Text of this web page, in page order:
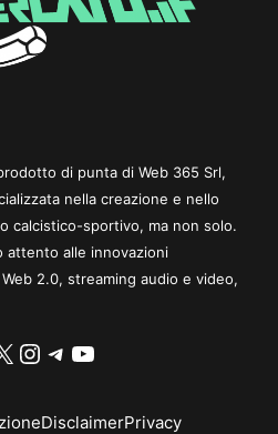
di punta di Web 365 Srl,
nella creazione e nello
calcistico-sportivo, ma non solo.
attento alle innovazioni
2.0, streaming audio e video,
Instagram
Telegram
YouTube
DisclaimerPrivacy